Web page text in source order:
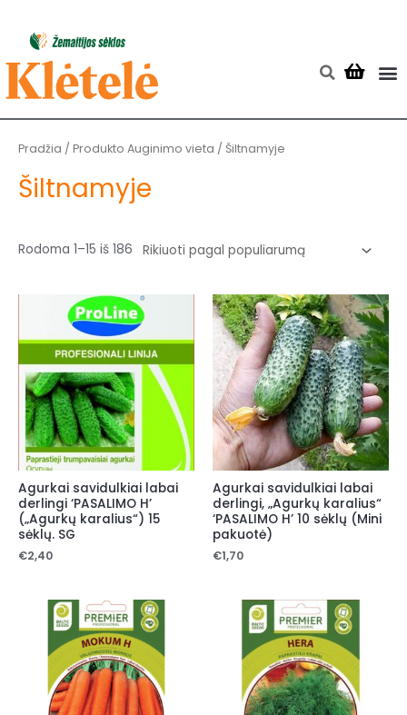
turinio
Pradžia / Produkto Auginimo vieta / Šiltnamyje
Šiltnamyje
Rodoma 1–15 iš 186
Rūšiuojama
populiarumą
Agurkai savidulkiai labai
derlingi ‘PASALIMO H’
(„Agurkų karalius“) 15
sėklų. SG
€2,40
Agurkai savidulkiai labai
derlingi, „Agurkų karalius“
‘PASALIMO H’ 10 sėklų (Mini
pakuotė)
€1,70